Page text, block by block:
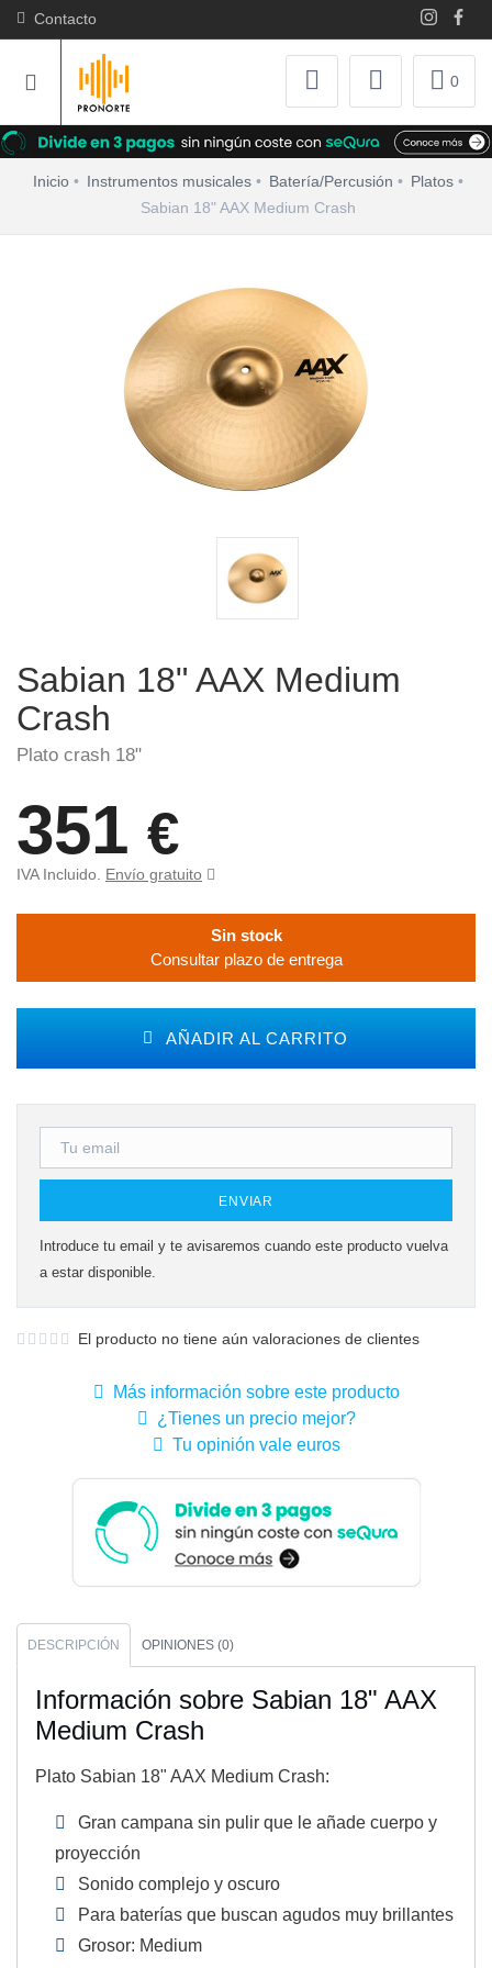
Contacto
0
Inicio Instrumentos musicales Batería/Percusión
Platos
Sabian 18" AAX Medium Crash
Sabian 18" AAX Medium
Crash
Plato crash 18"
351 €
IVA Incluido. Envío gratuito
Sin stock
Consultar plazo de entrega
AÑADIR AL CARRITO
ENVIAR
Introduce tu email y te avisaremos cuando este producto vuelva
a estar disponible.
El producto no tiene aún valoraciones de clientes
Más información sobre este producto
¿Tienes un precio mejor?
Tu opinión vale euros
DESCRIPCIÓN OPINIONES (0)
Información sobre Sabian 18" AAX
Medium Crash
Plato Sabian 18" AAX Medium Crash:
Gran campana sin pulir que le añade cuerpo y
proyección
Sonido complejo y oscuro
Para baterías que buscan agudos muy brillantes
Grosor: Medium